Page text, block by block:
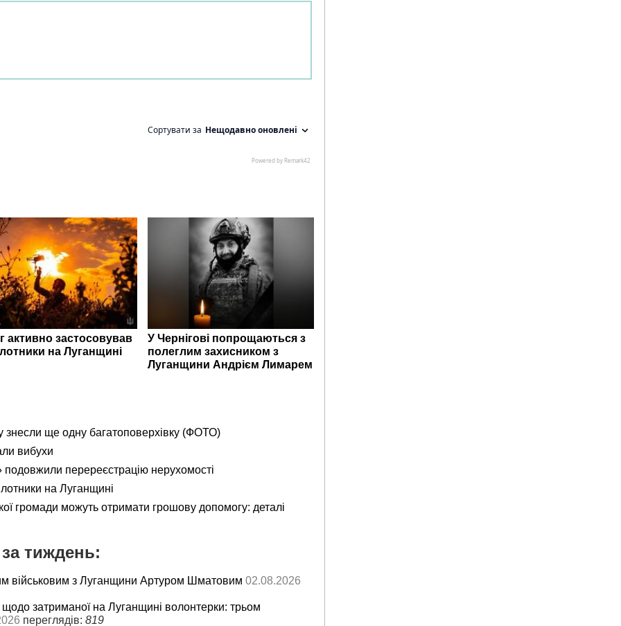
активно застосовував
на Луганщині
У Чернігові попрощаються з
полеглим захисником з
Луганщини Андрієм Лимарем
знесли ще одну багатоповерхівку (ФОТО)
вибухи
перереєстрацію нерухомості
на Луганщині
громади можуть отримати грошову допомогу: деталі
тиждень:
військовим з Луганщини Артуром Шматовим 02.08.2026
затриманої на Луганщині волонтерки: трьом
переглядів: 819